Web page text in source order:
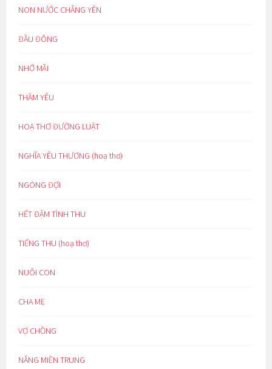
NON NƯỚC CHẲNG YÊN
ĐẦU ĐÔNG
NHỚ MÃI
THẦM YÊU
HOẠ THƠ ĐƯỜNG LUẬT
NGHĨA YÊU THƯƠNG (hoạ thơ)
NGÓNG ĐỢI
HẾT ĐẬM TÌNH THU
TIẾNG THU (hoạ thơ)
NUÔI CON
CHA MẸ
VỢ CHỒNG
NẮNG MIỀN TRUNG